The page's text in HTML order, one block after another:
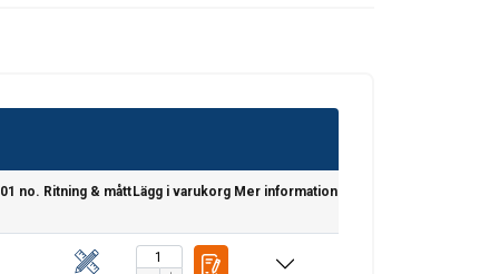
no. Ritning & mått Lägg i varukorg Mer information
SWEDISH